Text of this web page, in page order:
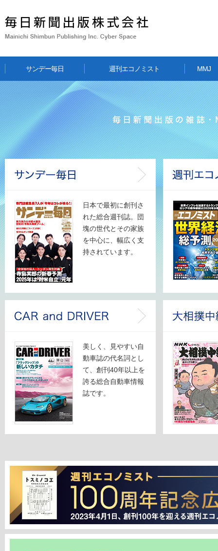
サンデー毎日 週刊エコノミスト MMJ
サンデー毎日
日本で最初に創刊さ
れた総合週刊誌。団
塊の世代とその家族
を中心に、幅広く支
持されています。
CAR and DRIVER
美しく、見やすい自
動車誌の代名詞とし
て、創刊40年以上を
誇る総合自動車情報
誌です。